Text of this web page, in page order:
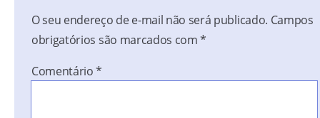
O seu endereço de e-mail não será publicado. Campos
obrigatórios são marcados com*
Comentário*